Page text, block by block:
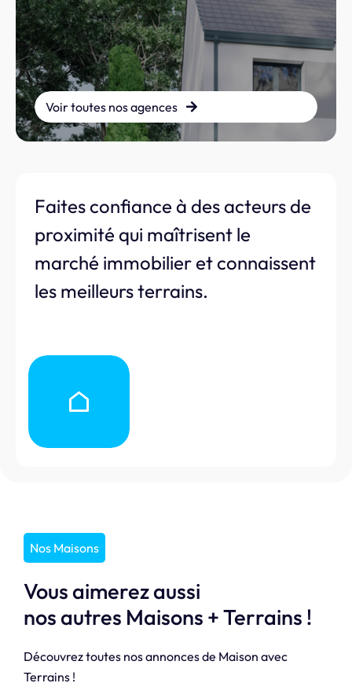
Voir toutes nos agences
Faites confiance à des acteurs de
proximité qui maîtrisent le
marché immobilier et connaissent
les meilleurs terrains.
Nos Maisons
Vous aimerez aussi
nos autres Maisons + Terrains !
Découvrez toutes nos annonces de Maison avec
Terrains !